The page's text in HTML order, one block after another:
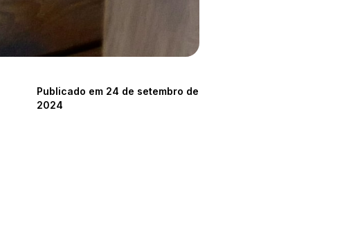
Publicado em 24 de setembro de
2024